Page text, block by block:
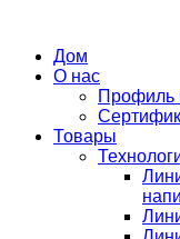
Дом
О нас
Профиль
Товары